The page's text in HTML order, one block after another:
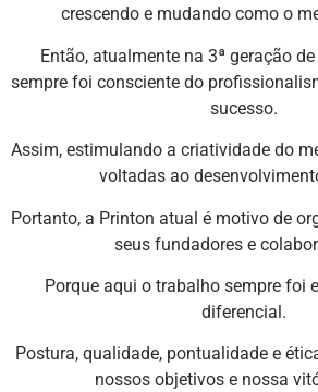
crescendo e mudando como o
Então, atualmente na 3ª geração
sempre foi consciente do
sucesso.
Assim, estimulando a criatividade do
voltadas ao
Portanto, a Printon atual é motivo de
seus fundadores e
Porque aqui o trabalho sempre foi
diferencial.
Postura, qualidade, pontualidade e
nossos objetivos e nossa